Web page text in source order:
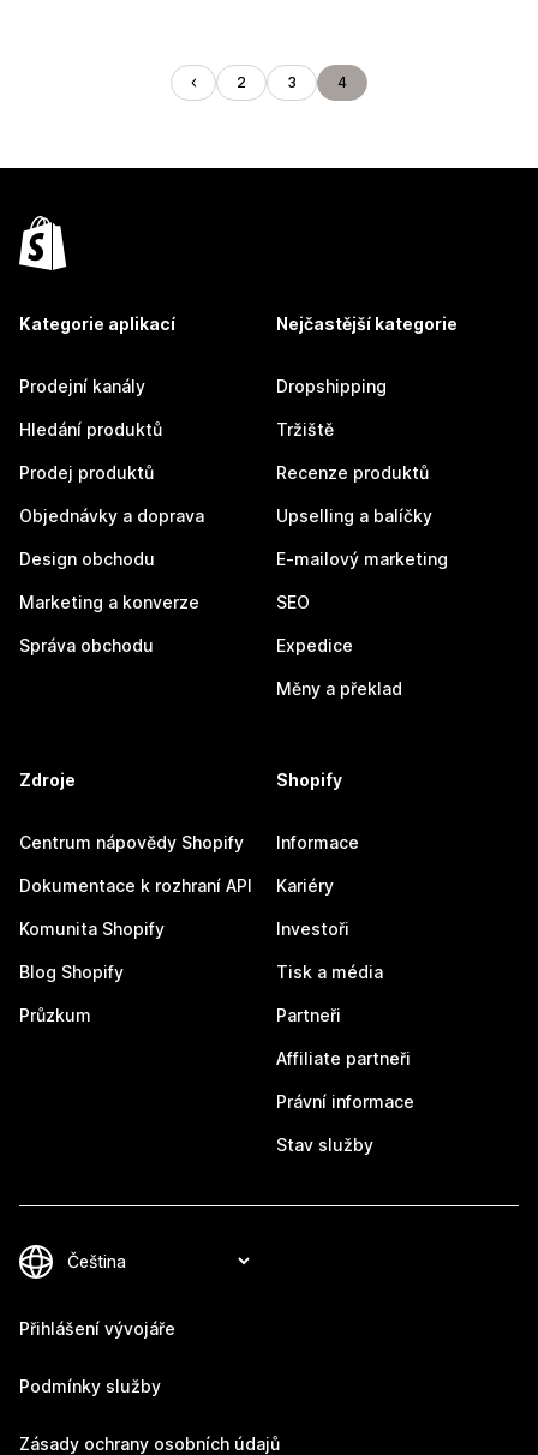
2 3 4
Kategorie aplikací
Prodejní kanály
Hledání produktů
Prodej produktů
Objednávky a doprava
Design obchodu
Marketing a konverze
Správa obchodu
Nejčastější kategorie
Dropshipping
Tržiště
Recenze produktů
Upselling a balíčky
E-mailový marketing
SEO
Expedice
Měny a překlad
Zdroje
Centrum nápovědy Shopify
Dokumentace k rozhraní API
Komunita Shopify
Blog Shopify
Průzkum
Shopify
Informace
Kariéry
Investoři
Tisk a média
Partneři
Affiliate partneři
Právní informace
Stav služby
Přihlášení vývojáře
Podmínky služby
Zásady ochrany osobních údajů